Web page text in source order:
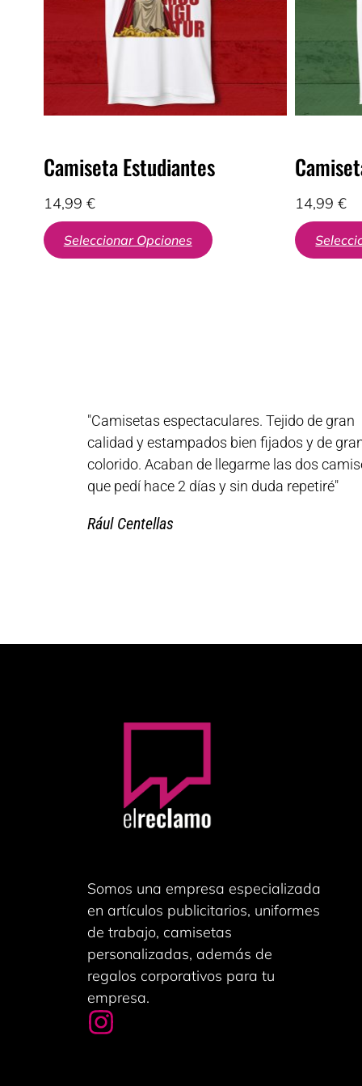
Camiseta Estudiantes
14,99 €
Seleccionar Opciones
14,99€
"Camisetas espectaculares. Tejido de gran
calidad y estampados bien fijados y de
colorido. Acaban de llegarme las dos
que pedí hace 2 días y sin duda repetiré"
Rául Centellas
Somos una empresa especializada
en artículos publicitarios, uniformes
de trabajo, camisetas
personalizadas, además de
regalos corporativos para tu
empresa.